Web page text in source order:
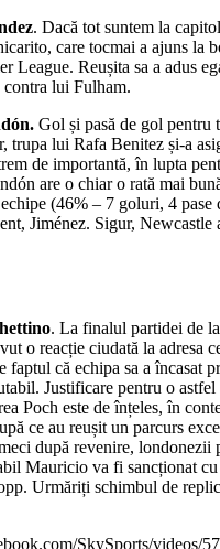
. Dacă tot suntem la
care tocmai a ajuns la
League. Reușita sa a adus
lui Fulham.
Gol și pasă de gol pentru
trupa lui Rafa Benitez și-a
de importantă, în lupta
are o chiar o rată mai
(46% – 7 goluri, 4 pase
Jiménez. Sigur, Newcastle
. La finalul partidei de
o reacție ciudată la adresa
faptul că echipa sa a încasat
Justificare pentru o astfel
Poch este de înțeles, în
ce au reușit un parcurs
după revenire, londonezii
Mauricio va fi sancționat cu
Urmăriți schimbul de
SkySports/videos/